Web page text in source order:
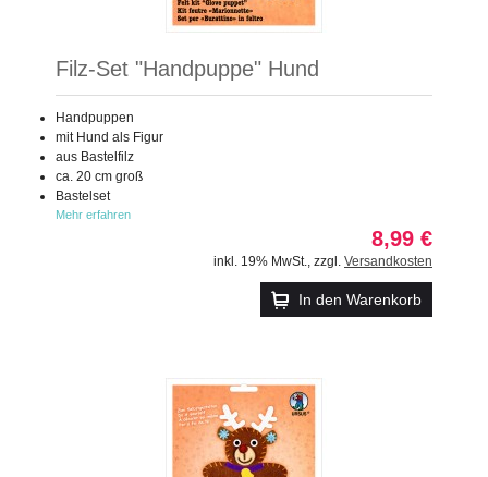
Filz-Set "Handpuppe" Hund
Handpuppen
mit Hund als Figur
aus Bastelfilz
ca. 20 cm groß
Bastelset
Mehr erfahren
8,99 €
inkl. 19% MwSt. zzgl. Versandkosten
In den Warenkorb